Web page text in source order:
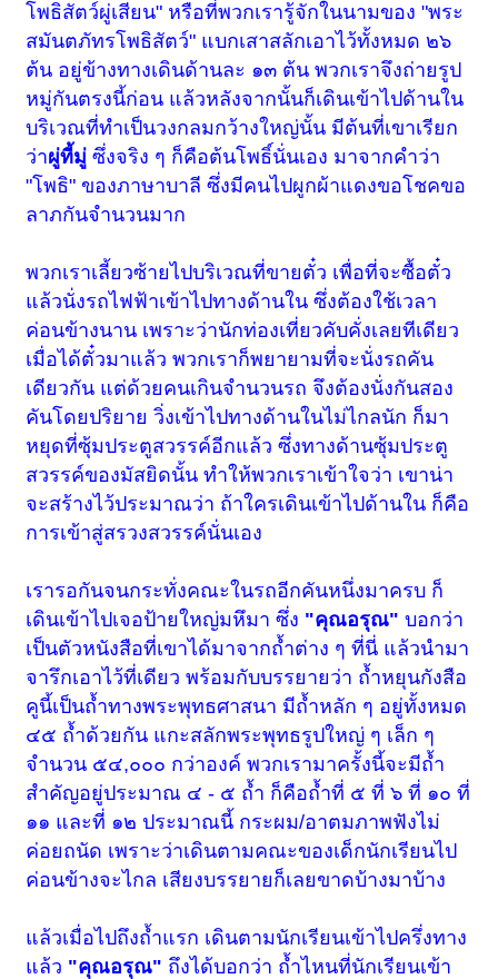
โพธิสัตว์ผู่เสียน" หรือที่พวกเรารู้จักในนามของ "พระ
สมันตภัทรโพธิสัตว์" แบกเสาสลักเอาไว้ทั้งหมด ๒๖
ต้น อยู่ข้างทางเดินด้านละ ๑๓ ต้น พวกเราจึงถ่ายรูป
หมู่กันตรงนี้ก่อน แล้วหลังจากนั้นก็เดินเข้าไปด้านใน
บริเวณที่ทำเป็นวงกลมกว้างใหญ่นั้น มีต้นที่เขาเรียก
ว่าผู่ที้มู่ ซึ่งจริง ๆ ก็คือต้นโพธิ์นั่นเอง มาจากคำว่า
"โพธิ" ของภาษาบาลี ซึ่งมีคนไปผูกผ้าแดงขอโชคขอ
ลาภกันจำนวนมาก
พวกเราเลี้ยวซ้ายไปบริเวณที่ขายตั๋ว เพื่อที่จะซื้อตั๋ว
แล้วนั่งรถไฟฟ้าเข้าไปทางด้านใน ซึ่งต้องใช้เวลา
ค่อนข้างนาน เพราะว่านักท่องเที่ยวคับคั่งเลยทีเดียว
เมื่อได้ตั๋วมาแล้ว พวกเราก็พยายามที่จะนั่งรถคัน
เดียวกัน แต่ด้วยคนเกินจำนวนรถ จึงต้องนั่งกันสอง
คันโดยปริยาย วิ่งเข้าไปทางด้านในไม่ไกลนัก ก็มา
หยุดที่ซุ้มประตูสวรรค์อีกแล้ว ซึ่งทางด้านซุ้มประตู
สวรรค์ของมัสยิดนั้น ทำให้พวกเราเข้าใจว่า เขาน่า
จะสร้างไว้ประมาณว่า ถ้าใครเดินเข้าไปด้านใน ก็คือ
การเข้าสู่สรวงสวรรค์นั่นเอง
เรารอกันจนกระทั่งคณะในรถอีกคันหนึ่งมาครบ ก็
เดินเข้าไปเจอป้ายใหญ่มหึมา ซึ่ง "คุณอรุณ"บอกว่า
เป็นตัวหนังสือที่เขาได้มาจากถ้ำต่าง ๆ ที่นี่ แล้วนำมา
จารึกเอาไว้ที่เดียว พร้อมกับบรรยายว่า ถ้ำหยุนกังสือ
คูนี้เป็นถ้ำทางพระพุทธศาสนา มีถ้ำหลัก ๆ อยู่ทั้งหมด
๔๕ ถ้ำด้วยกัน แกะสลักพระพุทธรูปใหญ่ ๆ เล็ก ๆ
จำนวน ๕๔,๐๐๐ กว่าองค์ พวกเรามาครั้งนี้จะมีถ้ำ
สำคัญอยู่ประมาณ ๔ - ๕ ถ้ำ ก็คือถ้ำที่ ๕ ที่ ๖ ที่ ๑๐ ที่
๑๑ และที่ ๑๒ ประมาณนี้ กระผม/อาตมภาพฟังไม่
ค่อยถนัด เพราะว่าเดินตามคณะของเด็กนักเรียนไป
ค่อนข้างจะไกล เสียงบรรยายก็เลยขาดบ้างมาบ้าง
แล้วเมื่อไปถึงถ้ำแรก เดินตามนักเรียนเข้าไปครึ่งทาง
แล้ว "คุณอรุณ" ถึงได้บอกว่า ถ้ำไหนที่นักเรียนเข้า